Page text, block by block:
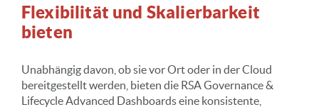
Flexibilität und Skalierbarkeit
bieten
Unabhängig davon, ob sie vor Ort oder in der Cloud
bereitgestellt werden, bieten die RSA Governance &
Lifecycle Advanced Dashboards eine konsistente,